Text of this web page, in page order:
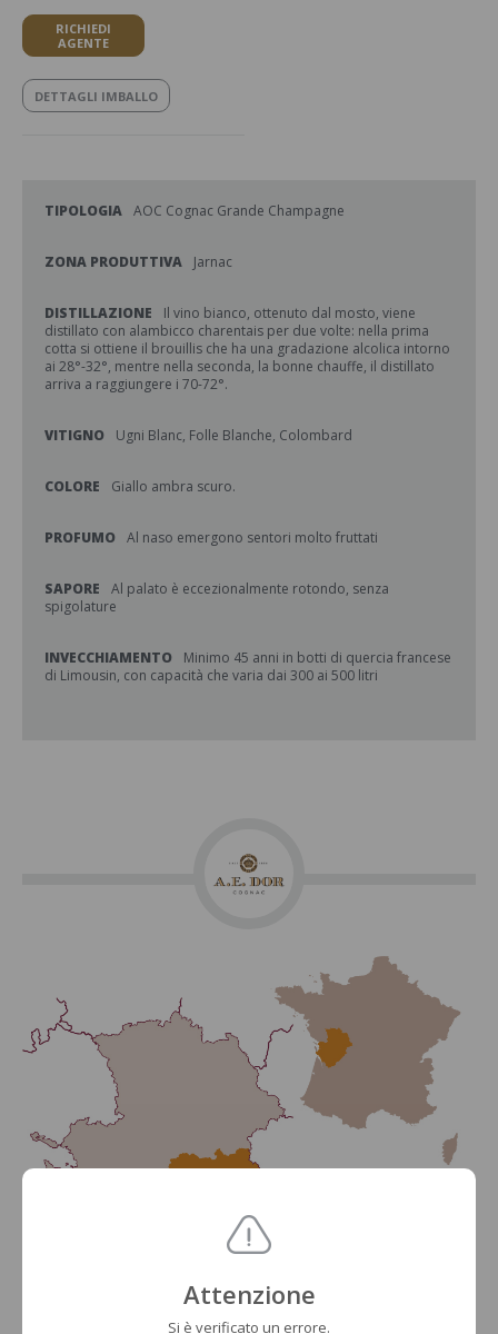
RICHIEDI
AGENTE
DETTAGLI IMBALLO
TIPOLOGIA AOC Cognac Grande Champagne
ZONA PRODUTTIVA Jarnac
DISTILLAZIONE
Il vino bianco, ottenuto dal mosto, viene
distillato con alambicco charentais per due volte: nella prima
cotta si ottiene il brouillis che ha una gradazione alcolica intorno
ai 28°-32°, mentre nella seconda, la bonne chauffe, il distillato
arriva a raggiungere i 70-72°.
VITIGNO Ugni Blanc, Folle Blanche, Colombard
COLORE Giallo ambra scuro.
PROFUMO Al naso emergono sentori molto fruttati
SAPORE
Al palato è eccezionalmente rotondo, senza
spigolature
INVECCHIAMENTO
Minimo 45 anni in botti di quercia francese
di Limousin, con capacità che varia dai 300 ai 500 litri
Attenzione
Si è verificato un errore.